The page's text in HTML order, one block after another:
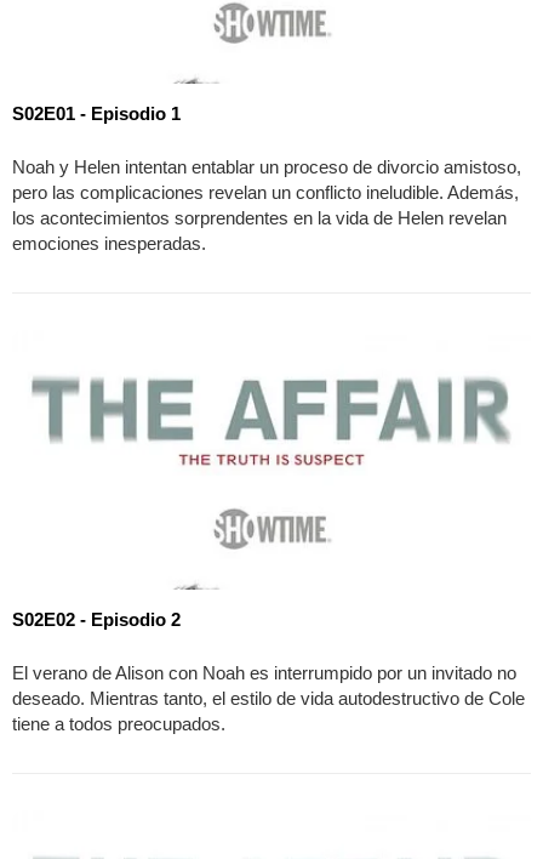
S02E01 - Episodio 1
Noah y Helen intentan entablar un proceso de divorcio amistoso,
pero las complicaciones revelan un conflicto ineludible. Además,
los acontecimientos sorprendentes en la vida de Helen revelan
emociones inesperadas.
S02E02 - Episodio 2
El verano de Alison con Noah es interrumpido por un invitado no
deseado. Mientras tanto, el estilo de vida autodestructivo de Cole
tiene a todos preocupados.